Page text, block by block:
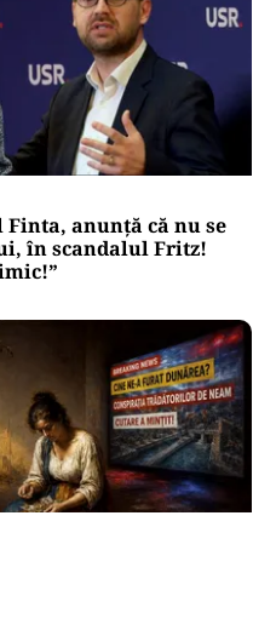
anunță că nu se
în scandalul Fritz!